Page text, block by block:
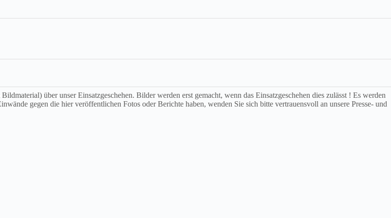
über unser Einsatzgeschehen. Bilder werden erst gemacht, wenn das Einsatzgeschehen dies zulässt ! Es werden
gegen die hier veröffentlichen Fotos oder Berichte haben, wenden Sie sich bitte vertrauensvoll an unsere Presse- und